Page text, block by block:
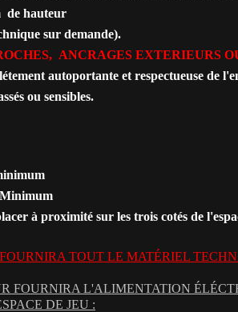
de hauteur
sur demande).
ANCRAGES EXTERIEURS
autoportante et respectueuse de
ou sensibles.
à proximité sur les trois cotés de
TOUT LE MATÉRIEL
FOURNIRA L'ALIMENTATION
DE JEU :